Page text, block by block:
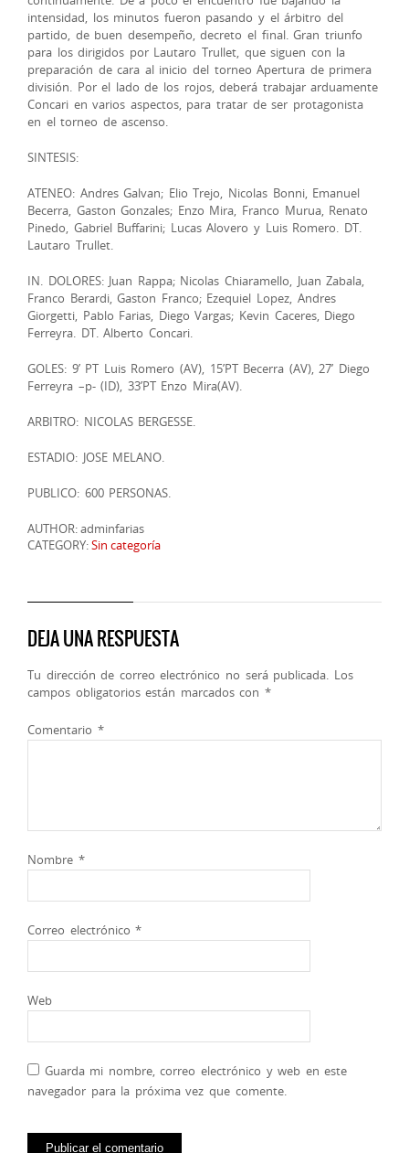
intensidad, los minutos fueron pasando y el árbitro del
partido, de buen desempeño, decreto el final. Gran triunfo
para los dirigidos por Lautaro Trullet, que siguen con la
preparación de cara al inicio del torneo Apertura de primera
división. Por el lado de los rojos, deberá trabajar arduamente
Concari en varios aspectos, para tratar de ser protagonista
en el torneo de ascenso.
SINTESIS:
ATENEO: Andres Galvan; Elio Trejo, Nicolas Bonni, Emanuel
Becerra, Gaston Gonzales; Enzo Mira, Franco Murua, Renato
Pinedo, Gabriel Buffarini; Lucas Alovero y Luis Romero. DT.
Lautaro Trullet.
IN. DOLORES: Juan Rappa; Nicolas Chiaramello, Juan Zabala,
Franco Berardi, Gaston Franco; Ezequiel Lopez, Andres
Giorgetti, Pablo Farias, Diego Vargas; Kevin Caceres, Diego
Ferreyra. DT. Alberto Concari.
GOLES: 9’ PT Luis Romero (AV), 15’PT Becerra (AV), 27’ Diego
Ferreyra –p- (ID), 33’PT Enzo Mira(AV).
ARBITRO: NICOLAS BERGESSE.
ESTADIO: JOSE MELANO.
PUBLICO: 600 PERSONAS.
AUTHOR: adminfarias
CATEGORY:Sin categoría
DEJA UNA RESPUESTA
Tu dirección de correo electrónico no será publicada. Los
campos obligatorios están marcados con *
Comentario *
Nombre *
Correo electrónico*
Web
Guarda mi nombre, correo electrónico y web en este
navegador para la próxima vez que comente.